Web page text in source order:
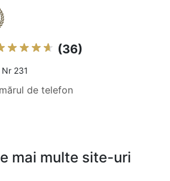
(36)
231
de telefon
mai multe site-uri